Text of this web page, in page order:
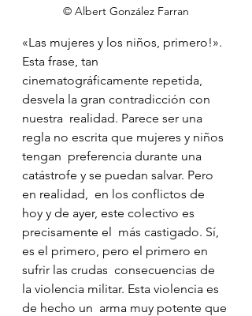
© Albert González Farran
«Las mujeres y los niños, primero!».
Esta frase, tan
cinematográficamente repetida,
desvela la gran contradicción con
nuestra  realidad. Parece ser una
regla no escrita que mujeres y niños
tengan  preferencia durante una
catástrofe y se puedan salvar. Pero
en realidad,  en los conflictos de
hoy y de ayer, este colectivo es
precisamente el  más castigado. Sí,
es el primero, pero el primero en
sufrir las crudas  consecuencias de
la violencia militar. Esta violencia es
de hecho un  arma muy potente que